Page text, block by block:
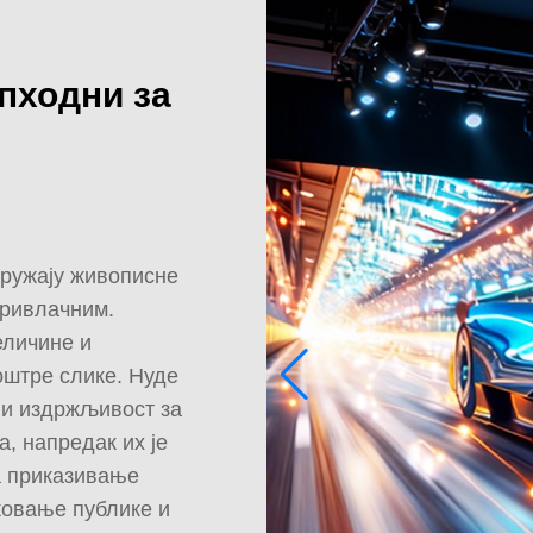
за
живописне
и
слике. Нуде
издржљивост за
напредак их је
приказивање
публике и